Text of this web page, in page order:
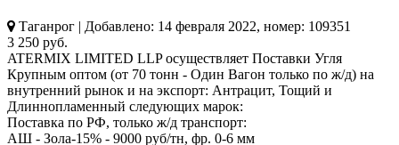
Таганрог | Добавлено: 14 февраля 2022, номер: 109351
3 250 руб.
ATERMIX LIMITED LLP осуществляет Поставки Угля
Крупным оптом (от 70 тонн - Один Вагон только по ж/д) на
внутренний рынок и на экспорт: Антрацит, Тощий и
Длиннопламенный следующих марок:
Поставка по РФ, только ж/д транспорт:
АШ - Зола-15% - 9000 руб/тн, фр. 0-6 мм